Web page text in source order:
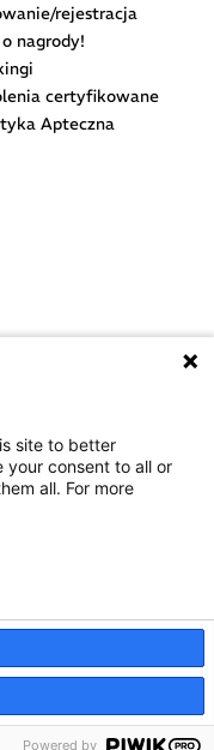
rejestracja
nagrody!
certyfikowane
Apteczna
site to better
your consent to all or
all. For more
Powered by